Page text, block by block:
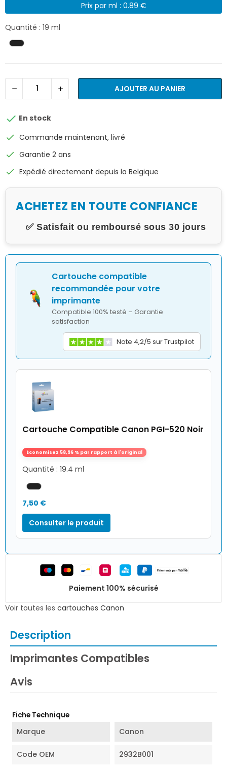
Prix par ml : 0.89 €
Quantité : 19 ml
AJOUTER AU PANIER
 En stock
check Commande maintenant, livré
check Garantie 2 ans
check Expédié directement depuis la Belgique
ACHETEZ EN TOUTE CONFIANCE
✅ Satisfait ou remboursé sous 30 jours
Cartouche compatible
recommandée pour votre
imprimante
Compatible 100% testé – Garantie
satisfaction
Note 4,2/5 sur Trustpilot
Cartouche Compatible Canon PGI-520 Noir
Économisez 58,96 % par rapport à l'original
Quantité : 19.4 ml
7,50 €
Consulter le produit
Paiement 100% sécurisé
Voir toutes les cartouches Canon
Description
Imprimantes Compatibles
Avis
Fiche Technique
Marque Canon
Code OEM 2932B001